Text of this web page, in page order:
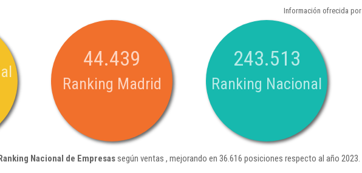
Información ofrecida por
44.439
Ranking Madrid
243.513
Ranking Nacional
Nacional de Empresassegún ventas , mejorando en 36.616 posiciones respecto al año 2023.